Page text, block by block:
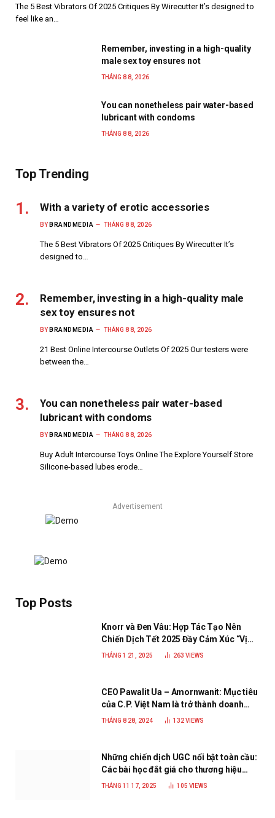
The 5 Best Vibrators Of 2025 Critiques By Wirecutter It’s designed to
feel like an…
Remember, investing in a high-quality
male sex toy ensures not
THÁNG 8 8, 2026
You can nonetheless pair water-based
lubricant with condoms
THÁNG 8 8, 2026
Top Trending
With a variety of erotic accessories
BY BRANDMEDIA THÁNG 8 8, 2026
The 5 Best Vibrators Of 2025 Critiques By Wirecutter It’s
designed to…
Remember, investing in a high-quality male
sex toy ensures not
BY BRANDMEDIA THÁNG 8 8, 2026
21 Best Online Intercourse Outlets Of 2025 Our testers were
between the…
You can nonetheless pair water-based
lubricant with condoms
BY BRANDMEDIA THÁNG 8 8, 2026
Buy Adult Intercourse Toys Online The Explore Yourself Store
Silicone-based lubes erode…
Advertisement
Top Posts
Knorr và Đen Vâu: Hợp Tác Tạo Nên
Chiến Dịch Tết 2025 Đầy Cảm Xúc “Vị
Nhà”
THÁNG 1 21, 2025 263 VIEWS
CEO Pawalit Ua – Amornwanit: Mục tiêu
của C.P. Việt Nam là trở thành doanh
nghiệp xanh, phát triển bền vững
THÁNG 8 28, 2024 132VIEWS
Những chiến dịch UGC nổi bật toàn cầu:
Các bài học đắt giá cho thương hiệu
năm 2025
THÁNG 11 17, 2025 105 VIEWS